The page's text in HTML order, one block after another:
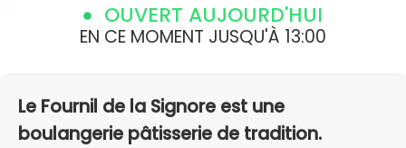
OUVERT AUJOURD'HUI
EN CE MOMENT JUSQU'À 13:00
Le Fournil de la Signore est une
boulangerie pâtisserie de tradition.